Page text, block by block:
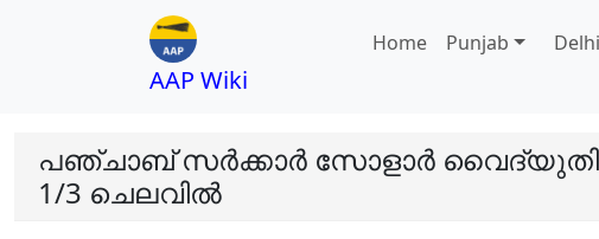
AAP Wiki
Home Punjab Delhi
പഞ്ചാബ് സർക്കാർ സോളാർ
1/3 ചെലവിൽ